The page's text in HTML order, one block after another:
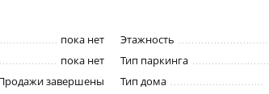
пока нет
пока нет
завершены
Этажность
Тип паркинга
Тип дома